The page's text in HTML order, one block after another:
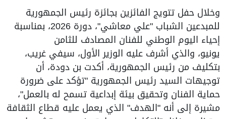
وخلال حفل تتويج الفائزين بجائزة رئيس الجمهورية
للمبدعين الشباب "علي معاشي"، دورة 2026، بمناسبة
إحياء اليوم الوطني للفنان المصادف للثامن
يونيو، والذي أشرف عليه الوزير الأول، سيفي غريب،
بتكليف من رئيس الجمهورية، أكدت بن دودة، أن
توجيهات السيد رئيس الجمهورية "تؤكد على ضرورة
حماية الفنان وتحقيق بيئة إبداعية تسمح له بالعمل"،
مشيرة إلى أنه "الهدف" الذي يعمل عليه قطاع الثقافة